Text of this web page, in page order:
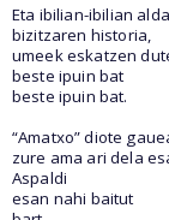
Eta ibilian-ibilian
bizitzaren historia,
umeek eskatzen
beste ipuin bat
beste ipuin bat.
“Amatxo” diote
zure ama ari dela
Aspaldi
esan nahi baitut